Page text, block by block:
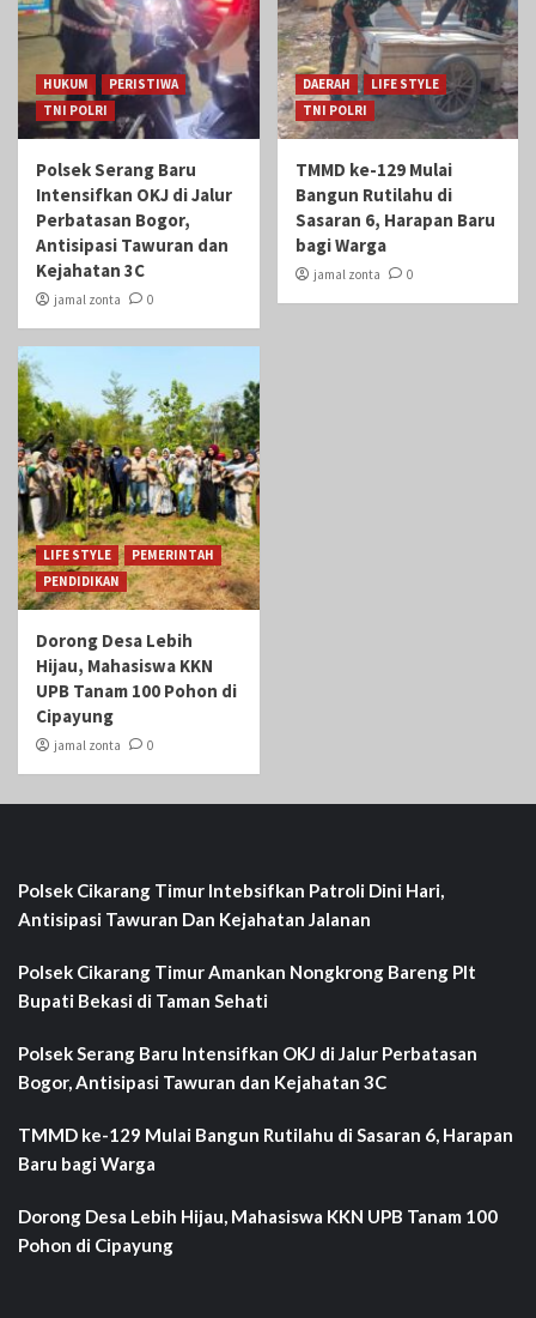
HUKUM
PERISTIWA
TNI POLRI
Polsek Serang Baru
Intensifkan OKJ di Jalur
Perbatasan Bogor,
Antisipasi Tawuran dan
Kejahatan 3C
jamal zonta 0
DAERAH
LIFE STYLE
TNI POLRI
TMMD ke-129 Mulai
Bangun Rutilahu di
Sasaran 6, Harapan Baru
bagi Warga
jamal zonta 0
LIFE STYLE
PEMERINTAH
PENDIDIKAN
Dorong Desa Lebih
Hijau, Mahasiswa KKN
UPB Tanam 100 Pohon di
Cipayung
jamal zonta 0
Polsek Cikarang Timur Intebsifkan Patroli Dini Hari,
Antisipasi Tawuran Dan Kejahatan Jalanan
Polsek Cikarang Timur Amankan Nongkrong Bareng Plt
Bupati Bekasi di Taman Sehati‎
Polsek Serang Baru Intensifkan OKJ di Jalur Perbatasan
Bogor, Antisipasi Tawuran dan Kejahatan 3C
TMMD ke-129 Mulai Bangun Rutilahu di Sasaran 6, Harapan
Baru bagi Warga
Dorong Desa Lebih Hijau, Mahasiswa KKN UPB Tanam 100
Pohon di Cipayung